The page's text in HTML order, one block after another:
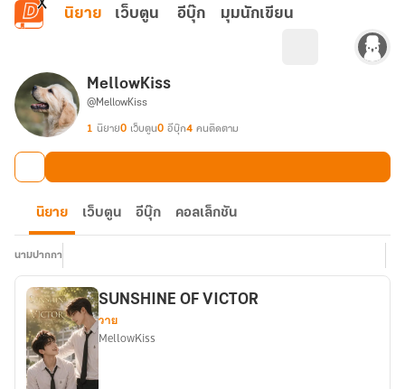
ข้ามไปยังเนื้อหาหลัก
นิยาย เว็บตูน อีบุ๊ก มุมนักเขียน
MellowKiss
@MellowKiss
1 นิยาย0 เว็บตูน0 อีบุ๊ก4 คนติดตาม
นิยาย เว็บตูน อีบุ๊ก คอลเล็กชัน
นามปากกา
SUNSHINE OF VICTOR
วาย
MellowKiss